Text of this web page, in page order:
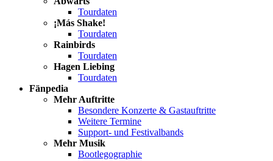
Tourdaten
¡Más Shake!
Tourdaten
Rainbirds
Tourdaten
Hagen Liebing
Tourdaten
Fänpedia
Mehr Auftritte
Besondere Konzerte & Gastauftritte
Weitere Termine
Support- und Festivalbands
Mehr Musik
Bootlegographie